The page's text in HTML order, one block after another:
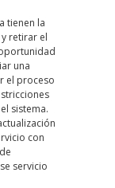
tienen la
retirar el
una
el proceso
sistema.
con
servicio